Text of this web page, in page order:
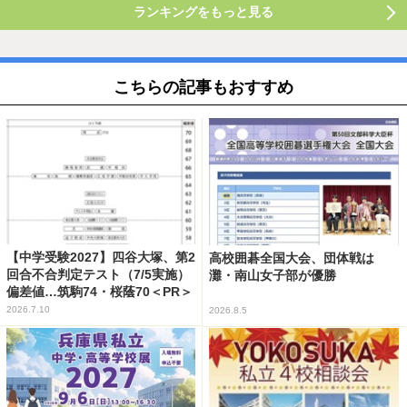
ランキングをもっと見る
こちらの記事もおすすめ
【中学受験2027】四谷大塚、第2
回合不合判定テスト（7/5実施）
偏差値…筑駒74・桜蔭70＜PR＞
2026.7.10
高校囲碁全国大会、団体戦は
灘・南山女子部が優勝
2026.8.5